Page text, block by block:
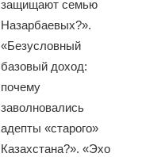
защищают семью
Назарбаевых?».
«Безусловный
базовый доход:
почему
заволновались
адепты «старого»
Казахстана?». «Эхо